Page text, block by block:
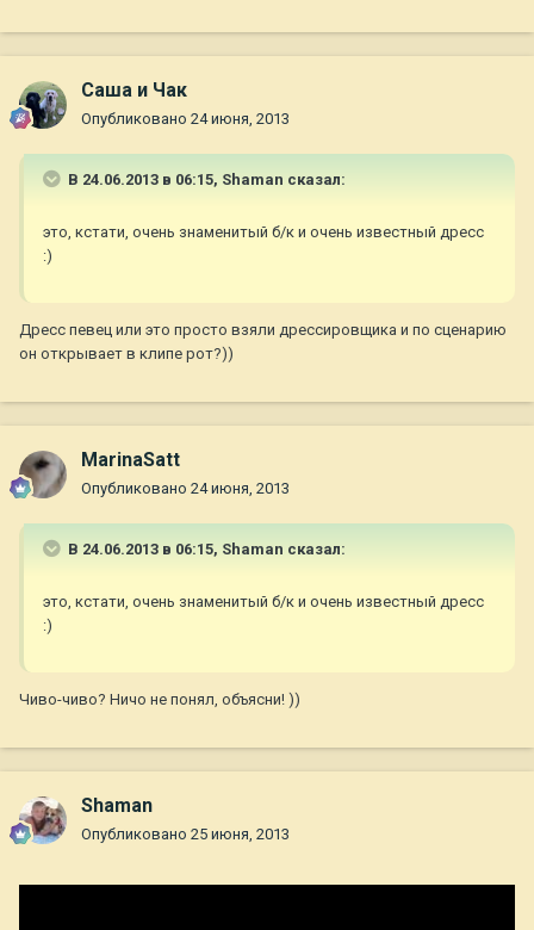
Саша и Чак
Опубликовано 24 июня, 2013
В 24.06.2013 в 06:15, Shaman сказал:
это, кстати, очень знаменитый б/к и очень известный дресс
:)
Дресс певец или это просто взяли дрессировщика и по сценарию
он открывает в клипе рот?))
MarinaSatt
Опубликовано 24 июня, 2013
В 24.06.2013 в 06:15, Shaman сказал:
это, кстати, очень знаменитый б/к и очень известный дресс
:)
Чиво-чиво? Ничо не понял, объясни! ))
Shaman
Опубликовано 25 июня, 2013